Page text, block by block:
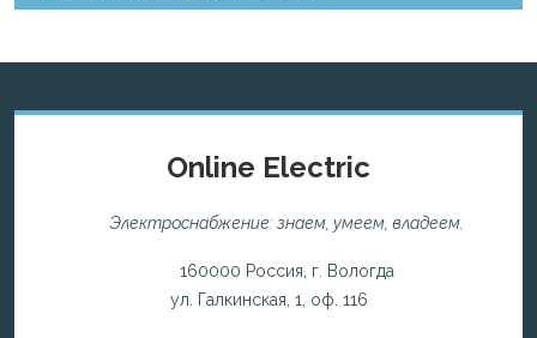
Online Electric
Электроснабжение: знаем, умеем, владеем.
160000 Россия, г. Вологда
ул. Галкинская, 1, оф. 116